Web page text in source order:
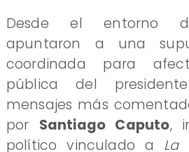
Desde el entorno
apuntaron a una
coordinada para
pública del
mensajes más
por Santiago Caputo,
político vinculado a La